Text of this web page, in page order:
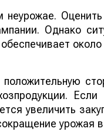
неурожае.
Однако
около
Если
увеличить
урожая